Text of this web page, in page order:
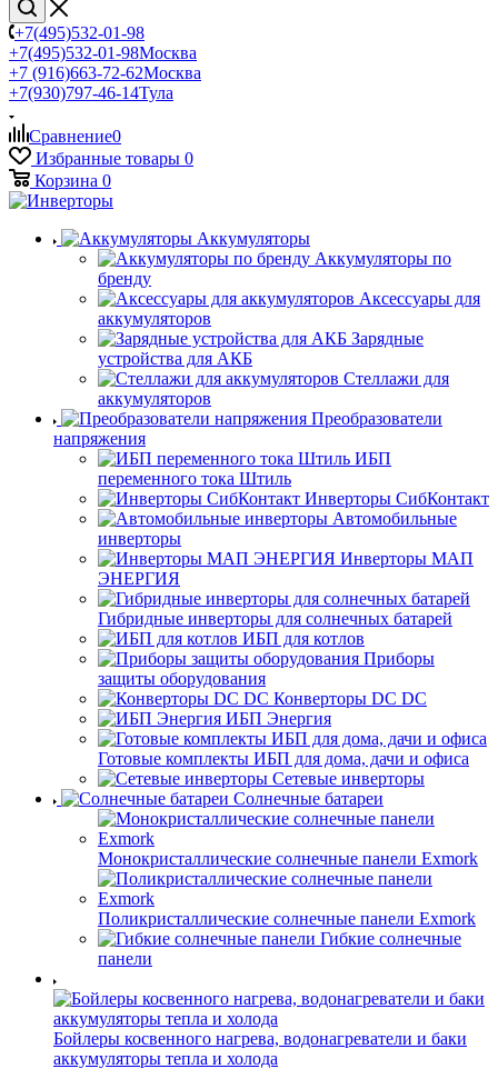
+7(495)532-01-98
+7(495)532-01-98Москва
+7 (916)663-72-62Москва
+7(930)797-46-14Тула
Сравнение0
Избранные товары 0
Корзина 0
Аккумуляторы
Аккумуляторы по
бренду
Аксессуары для
аккумуляторов
Зарядные
устройства для АКБ
Стеллажи для
аккумуляторов
Преобразователи
напряжения
ИБП
переменного тока Штиль
Инверторы СибКонтакт
Автомобильные
инверторы
Инверторы МАП
ЭНЕРГИЯ
Гибридные инверторы для солнечных батарей
ИБП для котлов
Приборы
защиты оборудования
Конверторы DC DC
ИБП Энергия
Готовые комплекты ИБП для дома, дачи и офиса
Сетевые инверторы
Солнечные батареи
Монокристаллические солнечные панели Exmork
Поликристаллические солнечные панели Exmork
Гибкие солнечные
панели
Бойлеры косвенного нагрева, водонагреватели и баки
аккумуляторы тепла и холода